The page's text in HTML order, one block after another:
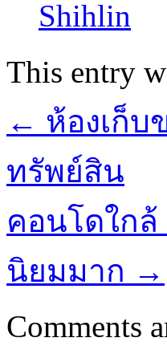
This entry
← ห้องเก็บ
ทรัพย์สิน
คอนโดใกล้
นิยมมาก →
Comments